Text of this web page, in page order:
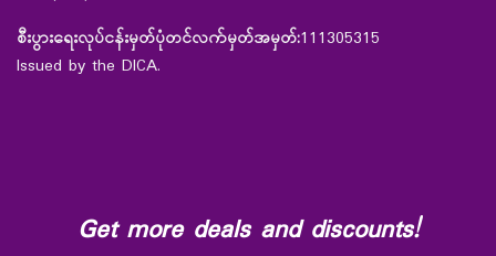
စီးပွားရေးလုပ်ငန်းမှတ်ပုံတင်လက်မှတ်အမှတ်:111305315
Issued by the DICA.
Get more deals and discounts!